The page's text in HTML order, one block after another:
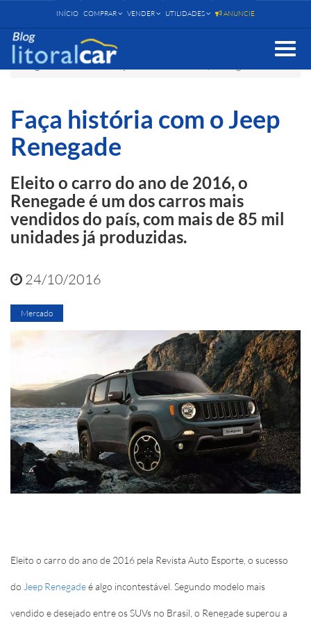
INÍCIO COMPRAR VENDER UTILIDADES ANUNCIE
Toggle
Blog Mercado Faça história com o Jeep Renegade
Faça história com o Jeep
Renegade
Eleito o carro do ano de 2016, o
Renegade é um dos carros mais
vendidos do país, com mais de 85 mil
unidades já produzidas.
24/10/2016
Mercado
Eleito o carro do ano de 2016 pela Revista Auto Esporte, o sucesso
do Jeep Renegadeé algo incontestável. Segundo modelo mais
vendido e desejado entre os SUVs no Brasil, o Renegade superou a